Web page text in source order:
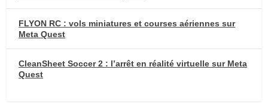
FLYON RC : vols miniatures et courses aériennes sur
Meta Quest
CleanSheet Soccer 2 : l’arrêt en réalité virtuelle sur Meta
Quest